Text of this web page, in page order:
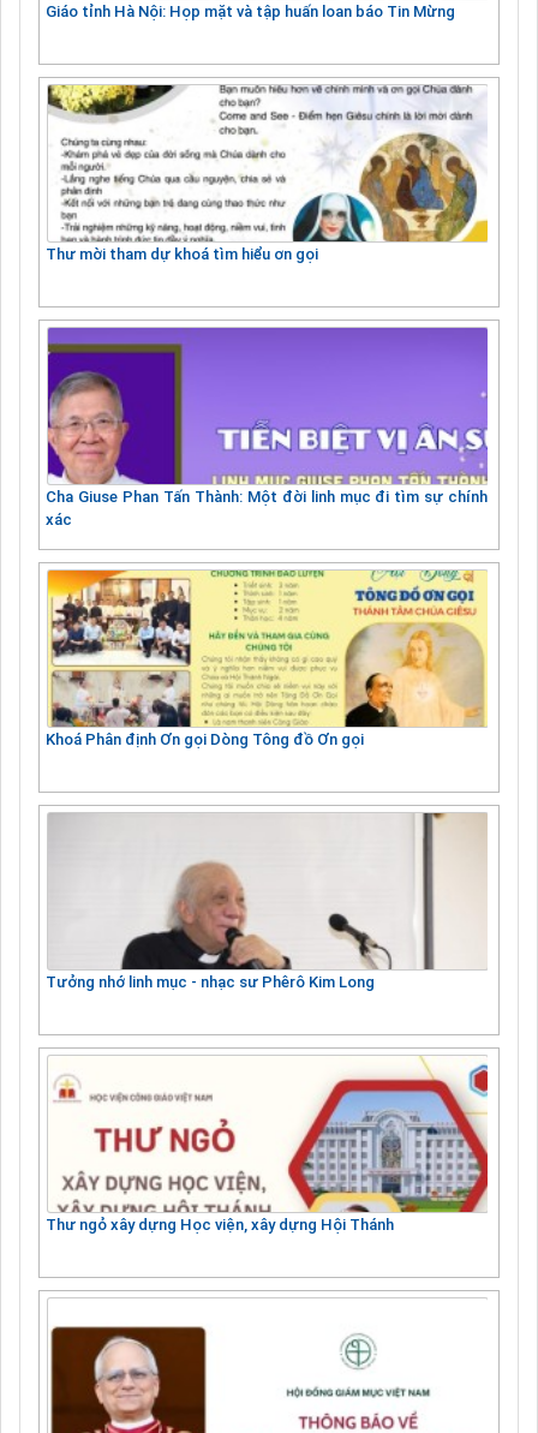
Giáo tỉnh Hà Nội: Họp mặt và tập huấn loan báo Tin Mừng
Thư mời tham dự khoá tìm hiểu ơn gọi
Cha Giuse Phan Tấn Thành: Một đời linh mục đi tìm sự chính
xác
Khoá Phân định Ơn gọi Dòng Tông đồ Ơn gọi
Tưởng nhớ linh mục - nhạc sư Phêrô Kim Long
Thư ngỏ xây dựng Học viện, xây dựng Hội Thánh